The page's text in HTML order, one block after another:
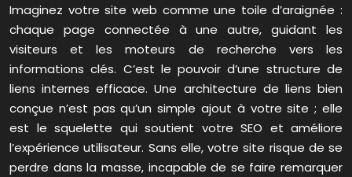
Imaginez votre site web comme une toile d’araignée :
chaque page connectée à une autre, guidant les
visiteurs et les moteurs de recherche vers les
informations clés. C’est le pouvoir d’une structure de
liens internes efficace. Une architecture de liens bien
conçue n’est pas qu’un simple ajout à votre site ; elle
est le squelette qui soutient votre SEO et améliore
l’expérience utilisateur. Sans elle, votre site risque de se
perdre dans la masse, incapable de se faire remarquer